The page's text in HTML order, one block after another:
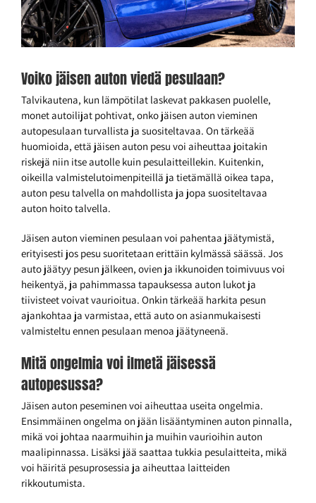
Voiko jäisen auton viedä pesulaan?
Talvikautena, kun lämpötilat laskevat pakkasen puolelle,
monet autoilijat pohtivat, onko jäisen auton vieminen
autopesulaan turvallista ja suositeltavaa. On tärkeää
huomioida, että jäisen auton pesu voi aiheuttaa joitakin
riskejä niin itse autolle kuin pesulaitteillekin. Kuitenkin,
oikeilla valmistelutoimenpiteillä ja tietämällä oikea tapa,
auton pesu talvella on mahdollista ja jopa suositeltavaa
auton hoito talvella.
Jäisen auton vieminen pesulaan voi pahentaa jäätymistä,
erityisesti jos pesu suoritetaan erittäin kylmässä säässä. Jos
auto jäätyy pesun jälkeen, ovien ja ikkunoiden toimivuus voi
heikentyä, ja pahimmassa tapauksessa auton lukot ja
tiivisteet voivat vaurioitua. Onkin tärkeää harkita pesun
ajankohtaa ja varmistaa, että auto on asianmukaisesti
valmisteltu ennen pesulaan menoa jäätyneenä.
Mitä ongelmia voi ilmetä jäisessä
autopesussa?
Jäisen auton peseminen voi aiheuttaa useita ongelmia.
Ensimmäinen ongelma on jään lisääntyminen auton pinnalla,
mikä voi johtaa naarmuihin ja muihin vaurioihin auton
maalipinnassa. Lisäksi jää saattaa tukkia pesulaitteita, mikä
voi häiritä pesuprosessia ja aiheuttaa laitteiden
rikkoutumista.